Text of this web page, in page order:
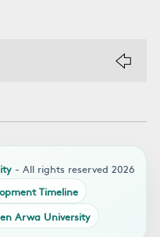
- All rights reserved 2026
Timeline
Arwa University